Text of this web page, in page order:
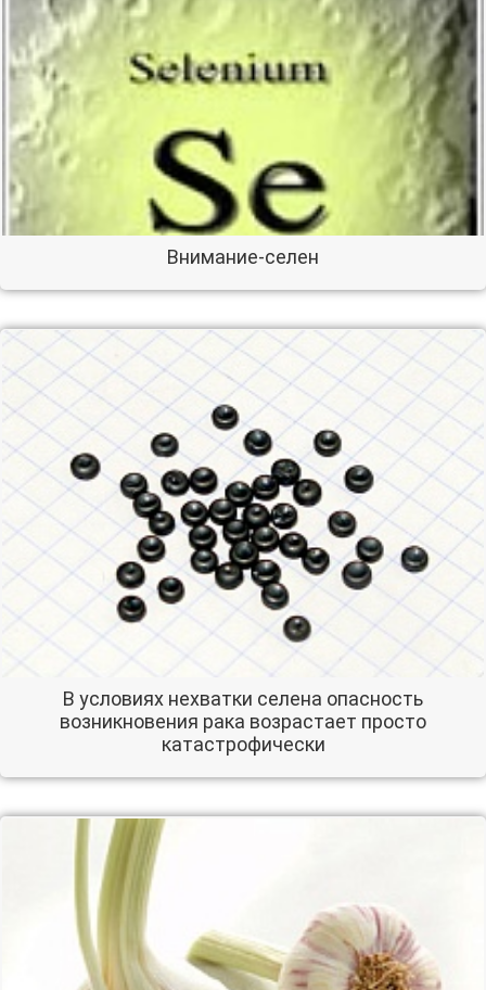
Внимание-селен
В условиях нехватки селена опасность
возникновения рака возрастает просто
катастрофически